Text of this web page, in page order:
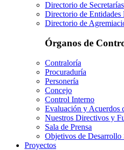
Directorio de Secretarías
Directorio de Entidades
Directorio de
Órganos de
Contraloría
Procuraduría
Personería
Concejo
Control Interno
Evaluación y Acuerdos
Nuestros Directivos y
Sala de Prensa
Objetivos de Desarrollo
Proyectos